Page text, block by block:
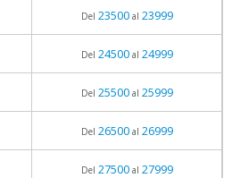
Del 23500al 23999
Del 24500al 24999
Del 25500al 25999
Del 26500al 26999
Del 27500al 27999